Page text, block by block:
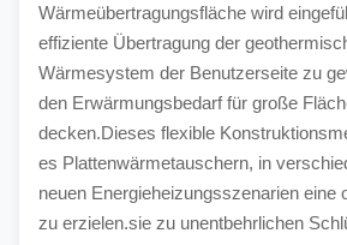
Wärmeübertragungsfläche wird
effiziente Übertragung der
Wärmesystem der Benutzerseite zu
den Erwärmungsbedarf für große
decken.Dieses flexible
es Plattenwärmetauschern, in
neuen Energieheizungsszenarien eine
zu erzielen.sie zu unentbehrlichen